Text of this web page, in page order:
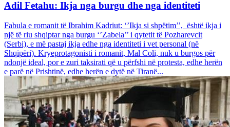
Adil Fetahu: Ikja nga burgu dhe nga identiteti
Fabula e romanit të Ibrahim Kadriut: ‘’Ikja si shpëtim’’, është ikja i
një të riu shqiptar nga burgu ‘’Zabela’’ i qytetit të Pozharevcit
(Serbi), e më pastaj ikja edhe nga identiteti i vet personal (në
Shqipëri). Kryeprotagonisti i romanit, Mal Coli, nuk u burgos për
ndonjë ideal, por e zuri taksirati që u përfshi në protesta, edhe herën
e parë në Prishtinë, edhe herën e dytë në Tiranë...